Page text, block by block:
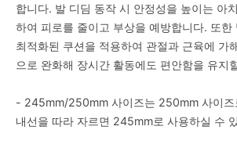
합니다. 발 디딤 동작 시 안정성을 높이는 아
하여 피로를 줄이고 부상을 예방합니다. 또한
최적화된 쿠션을 적용하여 관절과 근육에 가
으로 완화해 장시간 활동에도 편안함을 유지
- 245mm/250mm 사이즈는 250mm 사이즈
내선을 따라 자르면 245mm로 사용하실 수